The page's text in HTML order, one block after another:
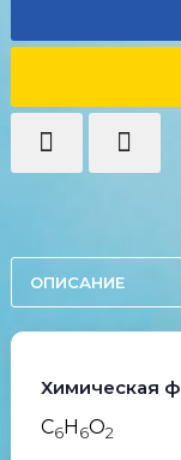
ОПИСАНИЕ
Химическая
C6H6O2